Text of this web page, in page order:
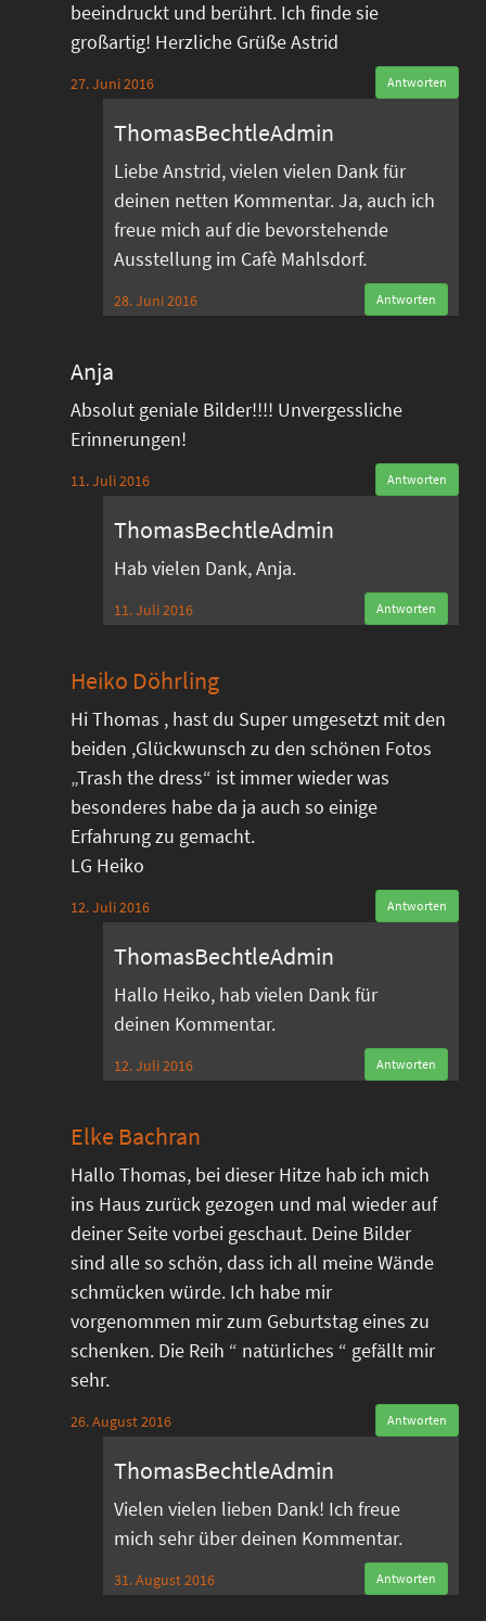
beeindruckt und berührt. Ich finde sie
großartig! Herzliche Grüße Astrid
27. Juni 2016 Antworten
ThomasBechtleAdmin
Liebe Anstrid, vielen vielen Dank für
deinen netten Kommentar. Ja, auch ich
freue mich auf die bevorstehende
Ausstellung im Cafè Mahlsdorf.
28. Juni 2016 Antworten
Anja
Absolut geniale Bilder!!!! Unvergessliche
Erinnerungen!
11. Juli 2016 Antworten
ThomasBechtleAdmin
Hab vielen Dank, Anja.
11. Juli 2016 Antworten
Heiko Döhrling
Hi Thomas , hast du Super umgesetzt mit den
beiden ,Glückwunsch zu den schönen Fotos
„Trash the dress“ ist immer wieder was
besonderes habe da ja auch so einige
Erfahrung zu gemacht.
LG Heiko
12. Juli 2016 Antworten
ThomasBechtleAdmin
Hallo Heiko, hab vielen Dank für
deinen Kommentar.
12. Juli 2016 Antworten
Elke Bachran
Hallo Thomas, bei dieser Hitze hab ich mich
ins Haus zurück gezogen und mal wieder auf
deiner Seite vorbei geschaut. Deine Bilder
sind alle so schön, dass ich all meine Wände
schmücken würde. Ich habe mir
vorgenommen mir zum Geburtstag eines zu
schenken. Die Reih “ natürliches “ gefällt mir
sehr.
26. August 2016 Antworten
ThomasBechtleAdmin
Vielen vielen lieben Dank! Ich freue
mich sehr über deinen Kommentar.
31. August 2016 Antworten